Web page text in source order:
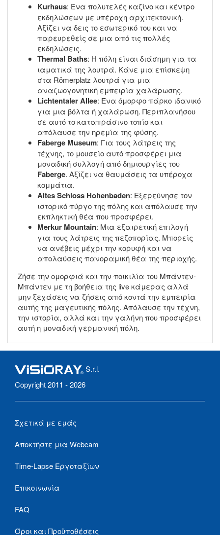
Kurhaus: Ένα πολυτελές καζίνο και κέντρο
εκδηλώσεων με υπέροχη αρχιτεκτονική.
Αξίζει να δεις το εσωτερικό του και να
παρευρεθείς σε μια από τις πολλές
εκδηλώσεις.
Thermal Baths: Η πόλη είναι διάσημη για τα
ιαματικά της λουτρά. Κάνε μια επίσκεψη
στα Römerplatz λουτρά για μια
αναζωογονητική εμπειρία χαλάρωσης.
Lichtentaler Allee: Ένα όμορφο πάρκο ιδανικό
για μια βόλτα ή χαλάρωση. Περιπλανήσου
σε αυτό το καταπράσινο τοπίο και
απόλαυσε την ηρεμία της φύσης.
Faberge Museum: Για τους λάτρεις της
τέχνης, το μουσείο αυτό προσφέρει μια
μοναδική συλλογή από δημιουργίες του
Faberge. Αξίζει να θαυμάσεις τα υπέροχα
κομμάτια.
Altes Schloss Hohenbaden: Εξερεύνησε τον
ιστορικό πύργο της πόλης και απόλαυσε την
εκπληκτική θέα που προσφέρει.
Merkur Mountain: Μια εξαιρετική επιλογή
για τους λάτρεις της πεζοπορίας. Μπορείς
να ανέβεις μέχρι την κορυφή και να
απολαύσεις πανοραμική θέα της περιοχής.
Ζήσε την ομορφιά και την ποικιλία του Μπάντεν-
Μπάντεν με τη βοήθεια της live κάμερας αλλά
μην ξεχάσεις να ζήσεις από κοντά την εμπειρία
αυτής της μαγευτικής πόλης. Απόλαυσε την τέχνη,
την ιστορία, αλλά και την γαλήνη που προσφέρει
αυτή η μοναδική γερμανική πόλη.
S.r.l.
Copyright 2011 - 2026
Σχετικά με εμάς
Αποκτήστε μια Webcam
Time-Lapse Εργοταξίων
Επικοινωνία
FAQ
Όροι και Προϋποθέσεις